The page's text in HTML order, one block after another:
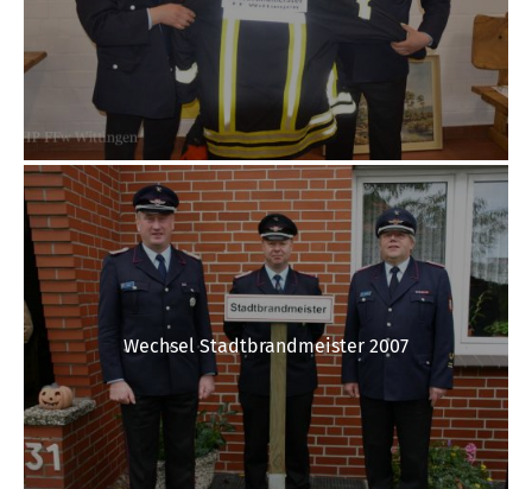
Wechsel Stadtbrandmeister 2007